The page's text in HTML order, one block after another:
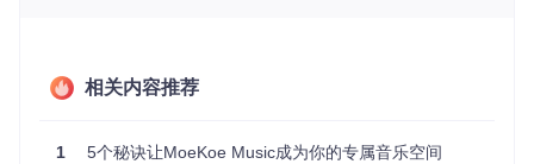
💡 专业提示：定期备份你的音乐库文件到外部存储，防止设备
🎯场景化应用指南：随时随地享受音乐
相关内容推荐
1 5个秘诀让MoeKoe Music成为你的专属音乐空间